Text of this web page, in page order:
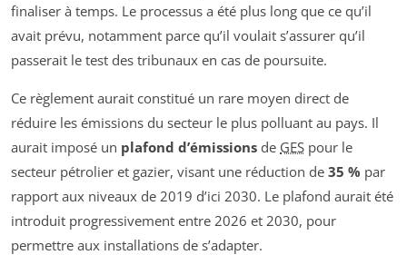
finaliser à temps. Le processus a été plus long que ce qu’il
avait prévu, notamment parce qu’il voulait s’assurer qu’il
passerait le test des tribunaux en cas de poursuite.
Ce règlement aurait constitué un rare moyen direct de
réduire les émissions du secteur le plus polluant au pays. Il
aurait imposé un plafond d’émissions de GES pour le
secteur pétrolier et gazier, visant une réduction de 35 % par
rapport aux niveaux de 2019 d’ici 2030. Le plafond aurait été
introduit progressivement entre 2026 et 2030, pour
permettre aux installations de s’adapter.